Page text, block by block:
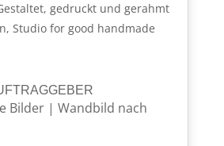
Bilder| Wandbild nach